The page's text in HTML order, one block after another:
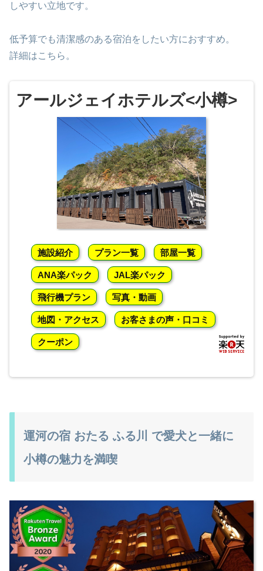
しやすい立地です。
低予算でも清潔感のある宿泊をしたい方におすすめ。
詳細はこちら。
アールジェイホテルズ<小樽>
施設紹介 プラン一覧 部屋一覧
ANA楽パック JAL楽パック
飛行機プラン 写真・動画
地図・アクセス お客さまの声・口コミ
クーポン
運河の宿 おたる ふる川 で愛犬と一緒に
小樽の魅力を満喫